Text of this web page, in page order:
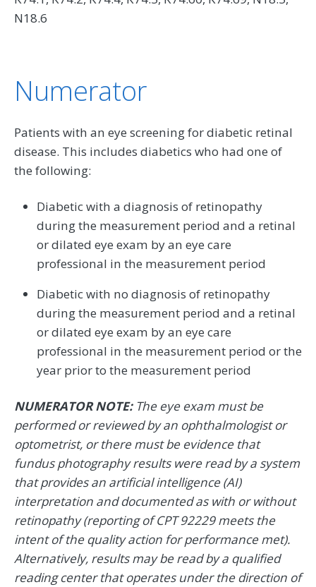
N18.6
Numerator
Patients with an eye screening for diabetic retinal
disease. This includes diabetics who had one of
the following:
Diabetic with a diagnosis of retinopathy
during the measurement period and a retinal
or dilated eye exam by an eye care
professional in the measurement period
Diabetic with no diagnosis of retinopathy
during the measurement period and a retinal
or dilated eye exam by an eye care
professional in the measurement period or the
year prior to the measurement period
NUMERATOR NOTE: The eye exam must be
performed or reviewed by an ophthalmologist or
optometrist, or there must be evidence that
fundus photography results were read by a system
that provides an artificial intelligence (AI)
interpretation and documented as with or without
retinopathy (reporting of CPT 92229 meets the
intent of the quality action for performance met).
Alternatively, results may be read by a qualified
reading center that operates under the direction of